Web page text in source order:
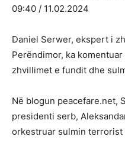
09:40 / 11.02.2024
Daniel Serwer, ekspert i
Perëndimor, ka
zhvillimet e fundit dhe
Në blogun peacefare.net,
presidenti serb,
orkestruar sulmin terrorist